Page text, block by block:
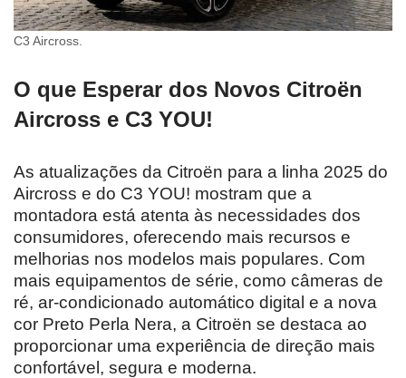
C3 Aircross.
O que Esperar dos Novos Citroën
Aircross e C3 YOU!
As atualizações da Citroën para a linha 2025 do
Aircross e do C3 YOU! mostram que a
montadora está atenta às necessidades dos
consumidores, oferecendo mais recursos e
melhorias nos modelos mais populares. Com
mais equipamentos de série, como câmeras de
ré, ar-condicionado automático digital e a nova
cor Preto Perla Nera, a Citroën se destaca ao
proporcionar uma experiência de direção mais
confortável, segura e moderna.